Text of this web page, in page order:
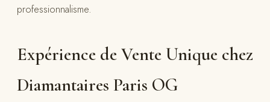
professionnalisme.
Expérience de Vente Unique chez
Diamantaires Paris OG